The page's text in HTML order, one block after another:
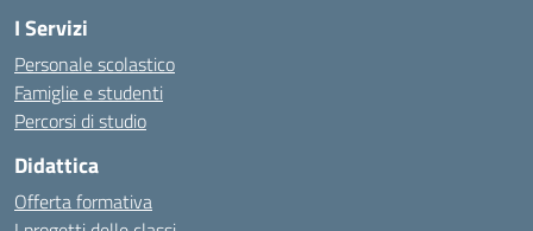
I Servizi
Personale scolastico
Famiglie e studenti
Percorsi di studio
Didattica
Offerta formativa